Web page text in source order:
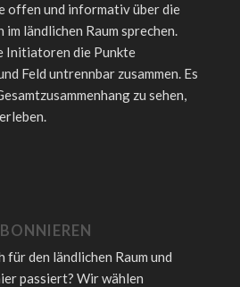
offen und informativ über die
im ländlichen Raum sprechen.
Initiatoren die Punkte
Feld untrennbar zusammen. Es
zu sehen,
für den ländlichen Raum und
passiert? Wir wählen